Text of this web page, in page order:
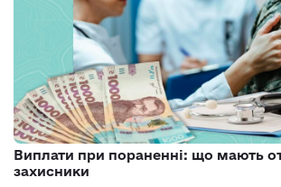
Виплати при пораненні: що мають
захисники